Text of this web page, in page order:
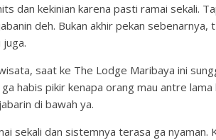
dan kekinian karena pasti ramai sekali.
deh. Bukan akhir pekan sebenarnya,
saat ke The Lodge Maribaya ini
habis pikir kenapa orang mau antre
di bawah ya.
sekali dan sistemnya terasa ga nyaman.